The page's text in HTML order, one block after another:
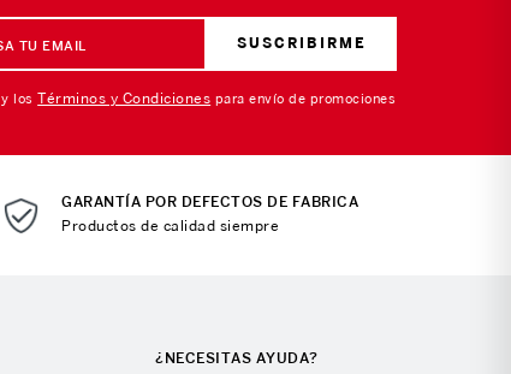
SUSCRIBIRME
y losTérminos y Condiciones para envío de promociones
GARANTÍA POR DEFECTOS DE FABRICA
Productos de calidad siempre
¿NECESITAS AYUDA?